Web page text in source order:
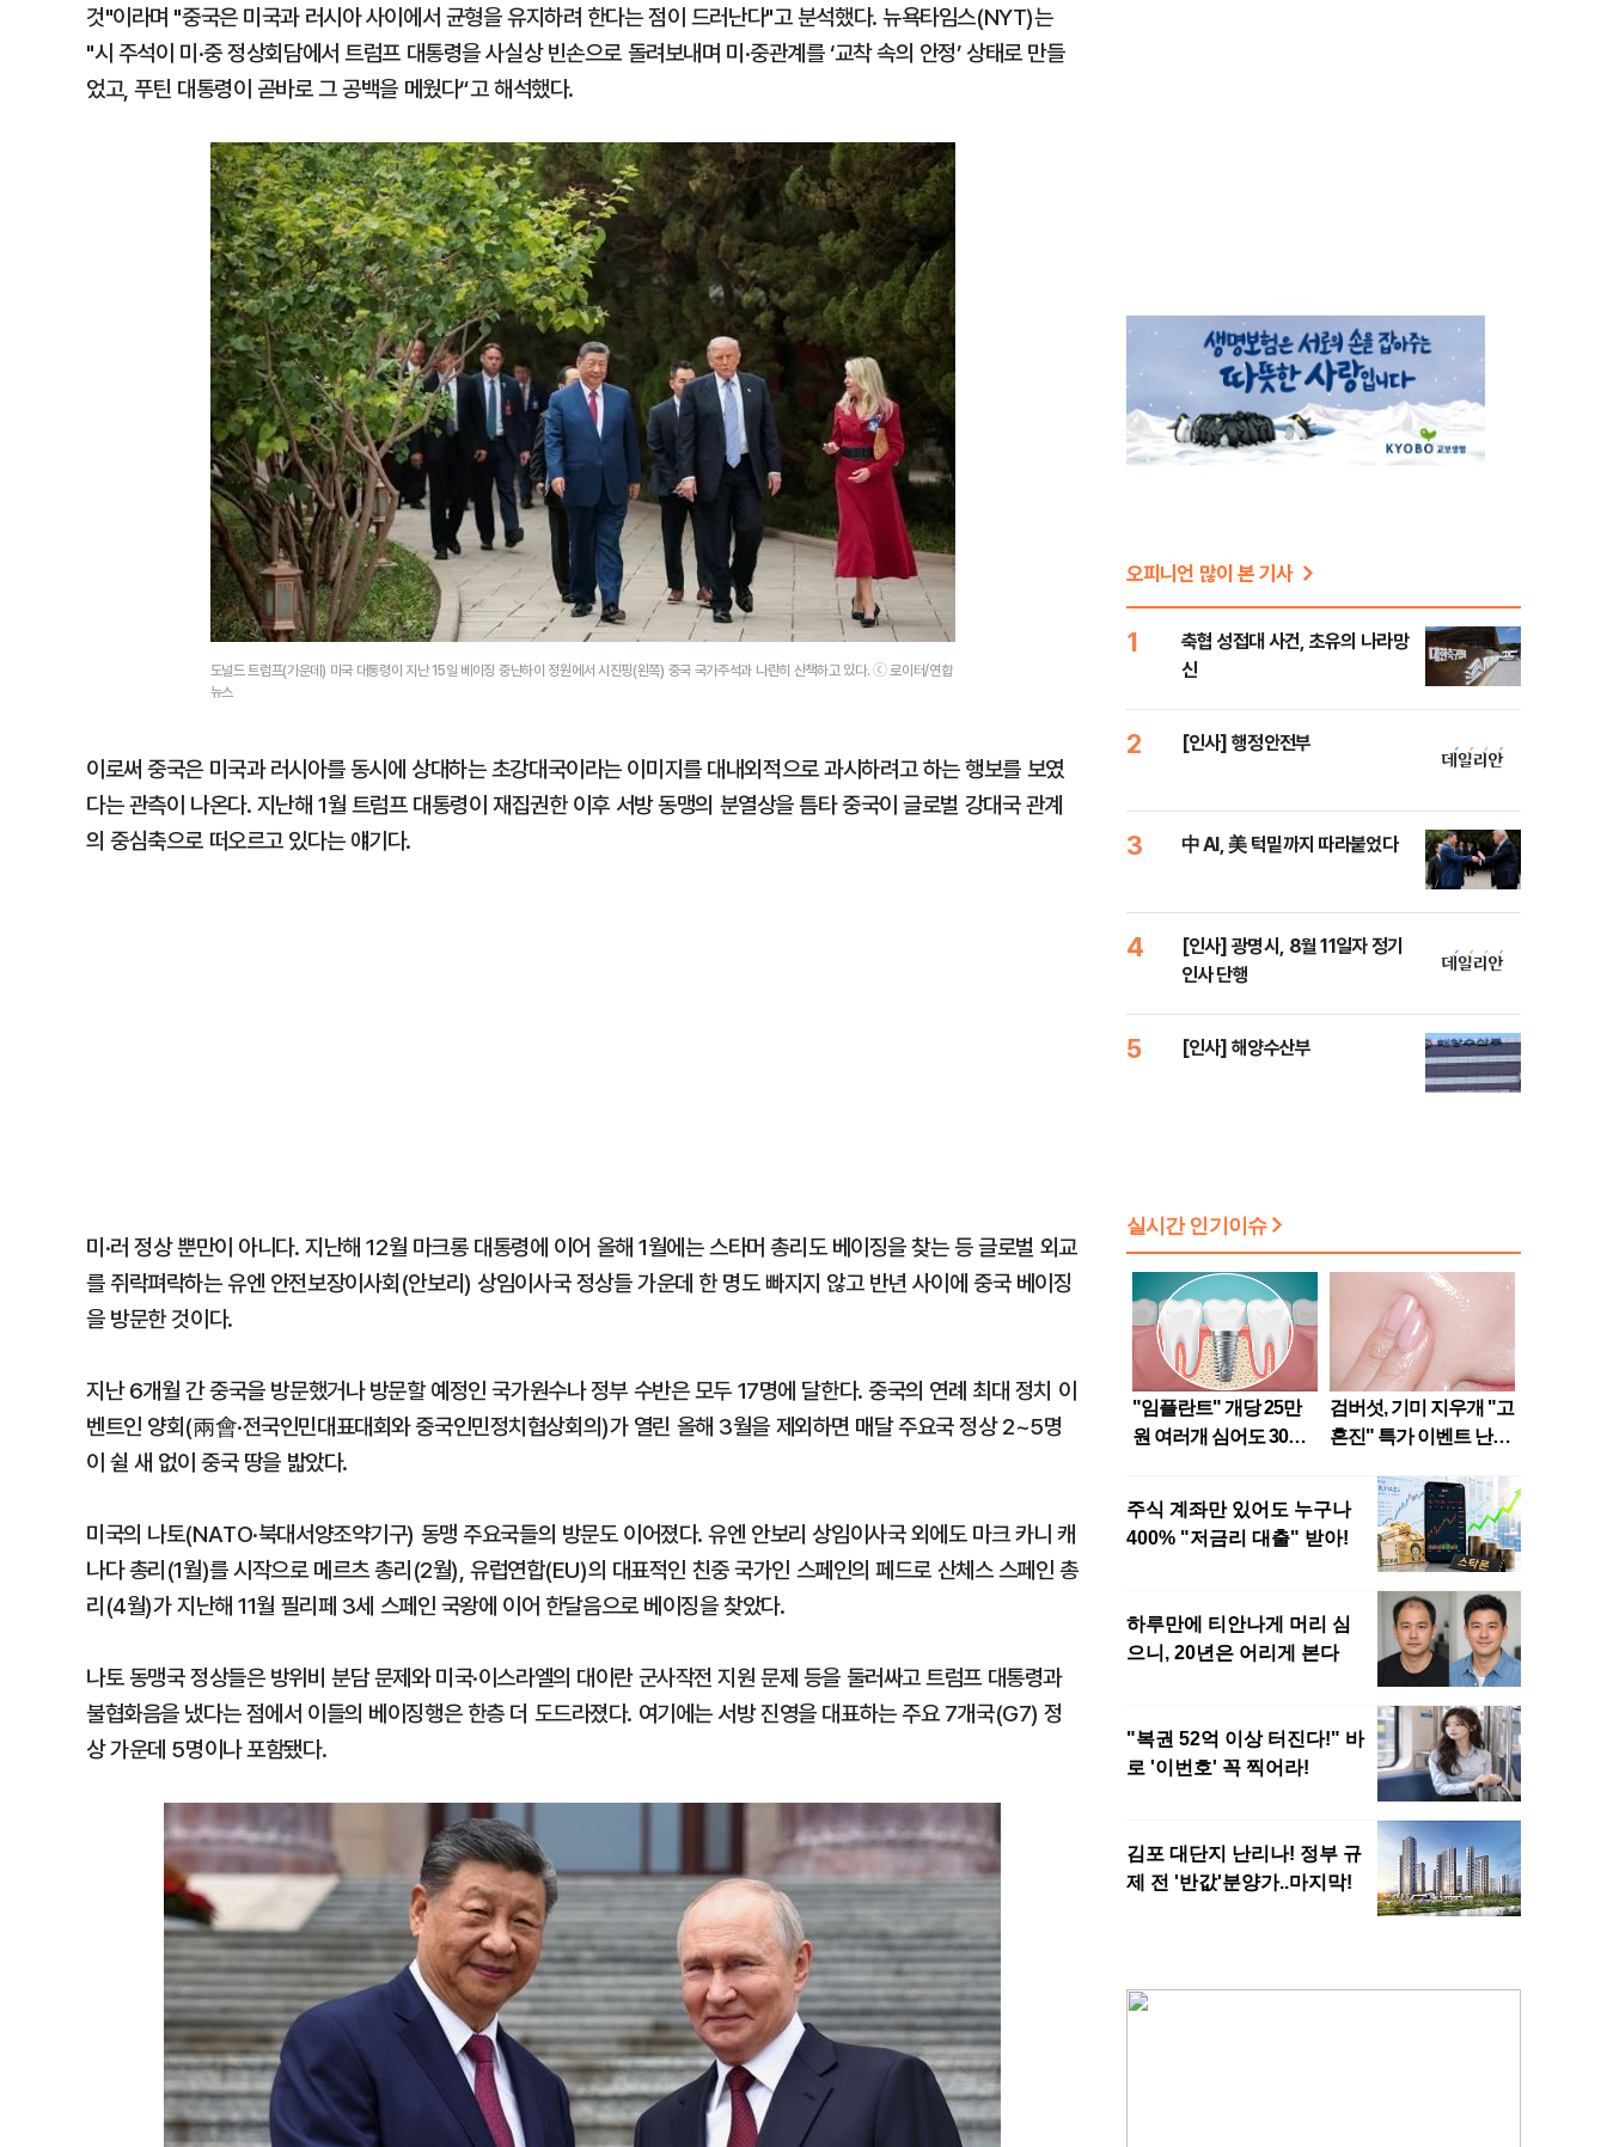
것"이라며 "중국은 미국과 러시아 사이에서 균형을 유지하려 한다는 점이 드러난다"고 분석했다. 뉴욕타임스(NYT)는
"시 주석이 미·중 정상회담에서 트럼프 대통령을 사실상 빈손으로 돌려보내며 미·중관계를 ‘교착 속의 안정’ 상태로 만들
었고, 푸틴 대통령이 곧바로 그 공백을 메웠다“고 해석했다.
도널드 트럼프(가운데) 미국 대통령이 지난 15일 베이징 중난하이 정원에서 시진핑(왼쪽) 중국 국가주석과 나란히 산책하고 있다. ⓒ 로이터/연합
뉴스
이로써 중국은 미국과 러시아를 동시에 상대하는 초강대국이라는 이미지를 대내외적으로 과시하려고 하는 행보를 보였
다는 관측이 나온다. 지난해 1월 트럼프 대통령이 재집권한 이후 서방 동맹의 분열상을 틈타 중국이 글로벌 강대국 관계
의 중심축으로 떠오르고 있다는 얘기다.
미·러 정상 뿐만이 아니다. 지난해 12월 마크롱 대통령에 이어 올해 1월에는 스타머 총리도 베이징을 찾는 등 글로벌 외교
를 쥐락펴락하는 유엔 안전보장이사회(안보리) 상임이사국 정상들 가운데 한 명도 빠지지 않고 반년 사이에 중국 베이징
을 방문한 것이다.
지난 6개월 간 중국을 방문했거나 방문할 예정인 국가원수나 정부 수반은 모두 17명에 달한다. 중국의 연례 최대 정치 이
벤트인 양회(兩會·전국인민대표대회와 중국인민정치협상회의)가 열린 올해 3월을 제외하면 매달 주요국 정상 2~5명
이 쉴 새 없이 중국 땅을 밟았다.
미국의 나토(NATO·북대서양조약기구) 동맹 주요국들의 방문도 이어졌다. 유엔 안보리 상임이사국 외에도 마크 카니 캐
나다 총리(1월)를 시작으로 메르츠 총리(2월), 유럽연합(EU)의 대표적인 친중 국가인 스페인의 페드로 산체스 스페인 총
리(4월)가 지난해 11월 필리페 3세 스페인 국왕에 이어 한달음으로 베이징을 찾았다.
나토 동맹국 정상들은 방위비 분담 문제와 미국·이스라엘의 대이란 군사작전 지원 문제 등을 둘러싸고 트럼프 대통령과
불협화음을 냈다는 점에서 이들의 베이징행은 한층 더 도드라졌다. 여기에는 서방 진영을 대표하는 주요 7개국(G7) 정
상 가운데 5명이나 포함됐다.
오피니언 많이 본 기사
1
축협 성접대 사건, 초유의 나라망
신
2 [인사] 행정안전부
3 中 AI, 美 턱밑까지 따라붙었다
4
[인사] 광명시, 8월 11일자 정기
인사 단행
5 [인사] 해양수산부